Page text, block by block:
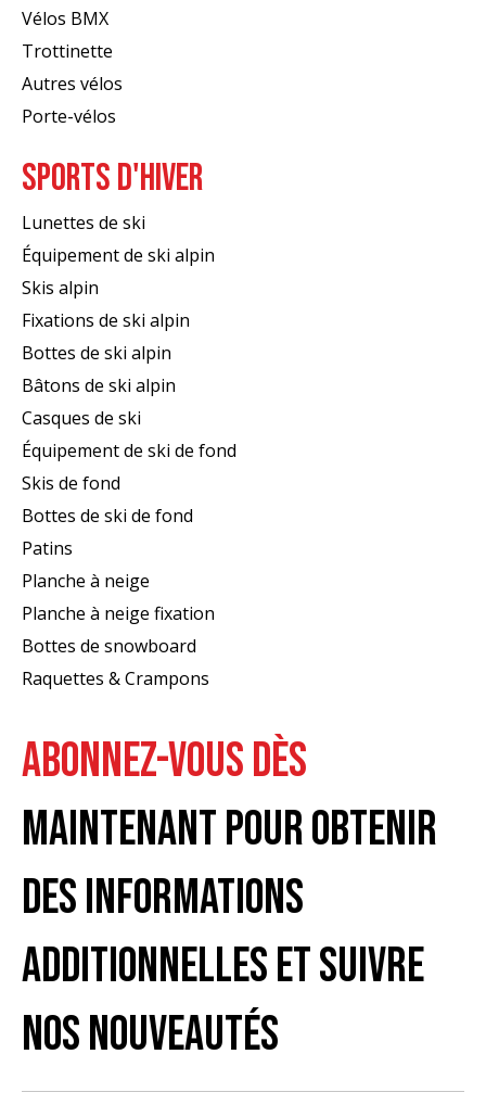
Vélos BMX
Trottinette
Autres vélos
Porte-vélos
SPORTS D'HIVER
Lunettes de ski
Équipement de ski alpin
Skis alpin
Fixations de ski alpin
Bottes de ski alpin
Bâtons de ski alpin
Casques de ski
Équipement de ski de fond
Skis de fond
Bottes de ski de fond
Patins
Planche à neige
Planche à neige fixation
Bottes de snowboard
Raquettes & Crampons
ABONNEZ-VOUS DÈS
MAINTENANT POUR OBTENIR
DES INFORMATIONS
ADDITIONNELLES ET SUIVRE
NOS NOUVEAUTÉS